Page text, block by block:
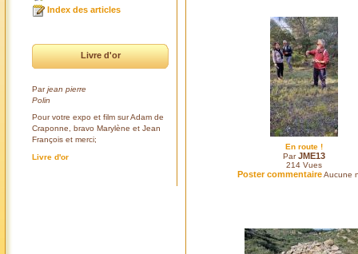
Index des articles
Livre d'or
Parjean pierre
Polin
Pour votre expo et film sur Adam de
Craponne, bravo Marylène et Jean
François et merci;
Livre d'or
En route !
ParJME13
214 Vues
Poster commentaireAucune